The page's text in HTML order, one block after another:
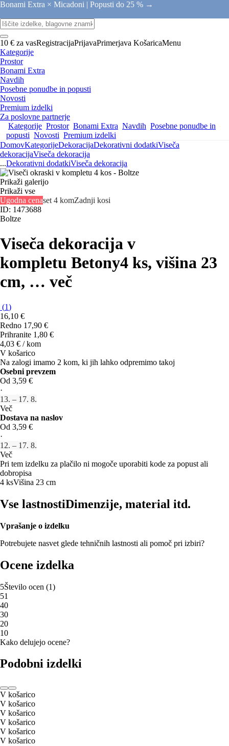
Bonami Extra × Micadoni | Popusti do 25 % →
10 € za vasRegistracijaPrijavaPrimerjava KošaricaMenu
Kategorije
Prostor
Bonami Extra
Navdih
Posebne ponudbe in popusti
Novosti
Premium izdelki
Za poslovne partnerje
Kategorije Prostor Bonami Extra Navdih Posebne ponudbe in
popusti Novosti Premium izdelki
DomovKategorijeDekoracijaDekorativni dodatkiViseča
dekoracijaViseča dekoracija
...Dekorativni dodatkiViseča dekoracija
Prikaži galerijo
Prikaži vse
Ugodna cenaset 4 komZadnji kosi
ID: 1473688
Boltze
Viseča dekoracija v
kompletu Betony4 ks, višina 23
cm, … več
(1)
16,10 €
Redno 17,90 €
Prihranite 1,80 €
4,03 € / kom
V košarico
Na zalogi imamo 2 kom, ki jih lahko odpremimo takoj
Osebni prevzem
Od 3,59 €
·
13. – 17. 8.
Več
Dostava na naslov
Od 3,59 €
·
12. – 17. 8.
Več
Pri tem izdelku za plačilo ni mogoče uporabiti kode za popust ali
dobropisa
4 ksVišina 23 cm
Vse lastnostiDimenzije, material itd.
Vprašanje o izdelku
Potrebujete nasvet glede tehničnih lastnosti ali pomoč pri izbiri?
Ocene izdelka
5Število ocen (1)
51
40
30
20
10
Kako delujejo ocene?
Podobni izdelki
V košarico
V košarico
V košarico
V košarico
V košarico
V košarico